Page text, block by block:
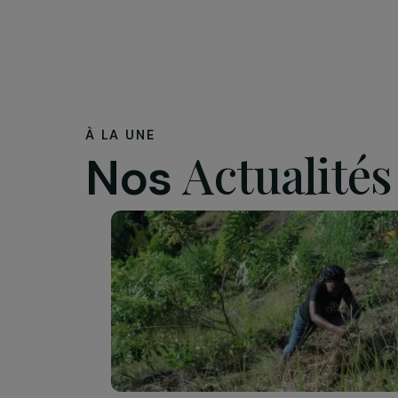
À LA UNE
Nos